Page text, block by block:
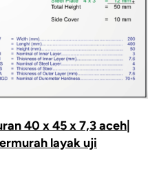
40 x 45 x 7,3 aceh|
layak uji